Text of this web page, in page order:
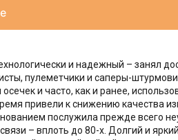
и надежный – занял
пулеметчики и саперы-
и часто, как и ранее,
привели к снижению качества
послужила прежде всего
– вплоть до 80-х. Долгий и